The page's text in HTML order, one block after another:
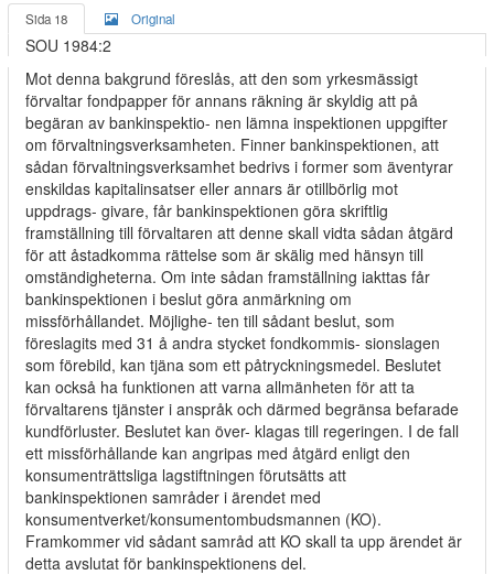
Sida 18 Original
SOU 1984:2
Mot denna bakgrund föreslås, att den som yrkesmässigt
förvaltar fondpapper för annans räkning är skyldig att på
begäran av bankinspektio- nen lämna inspektionen uppgifter
om förvaltningsverksamheten. Finner bankinspektionen, att
sådan förvaltningsverksamhet bedrivs i former som äventyrar
enskildas kapitalinsatser eller annars är otillbörlig mot
uppdrags- givare, får bankinspektionen göra skriftlig
framställning till förvaltaren att denne skall vidta sådan åtgärd
för att åstadkomma rättelse som är skälig med hänsyn till
omständigheterna. Om inte sådan framställning iakttas får
bankinspektionen i beslut göra anmärkning om
missförhållandet. Möjlighe- ten till sådant beslut, som
föreslagits med 31 å andra stycket fondkommis- sionslagen
som förebild, kan tjäna som ett påtryckningsmedel. Beslutet
kan också ha funktionen att varna allmänheten för att ta
förvaltarens tjänster i anspråk och därmed begränsa befarade
kundförluster. Beslutet kan över- klagas till regeringen. I de fall
ett missförhållande kan angripas med åtgärd enligt den
konsumenträttsliga lagstiftningen förutsätts att
bankinspektionen samråder i ärendet med
konsumentverket/konsumentombudsmannen (KO).
Framkommer vid sådant samråd att KO skall ta upp ärendet är
detta avslutat för bankinspektionens del.